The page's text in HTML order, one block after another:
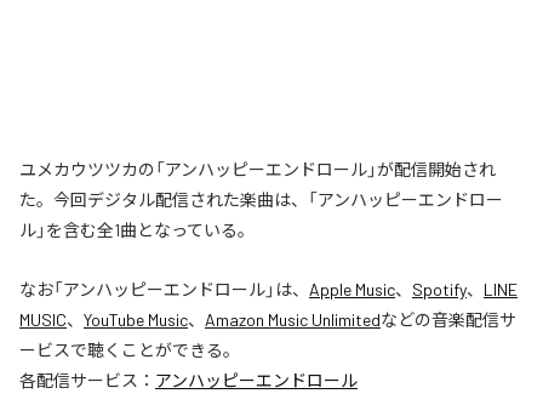
ユメカウツツカの「アンハッピーエンドロール」が配信開始され
た。今回デジタル配信された楽曲は、「アンハッピーエンドロー
ル」を含む全1曲となっている。
なお「アンハッピーエンドロール」は、 Apple Music、 Spotify、 LINE
MUSIC、 YouTube Music、 Amazon Music Unlimitedなどの音楽配信サ
ービスで聴くことができる。
各配信サービス： アンハッピーエンドロール